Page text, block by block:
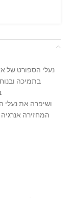
נעלי הספורט של
בתמיכה
ושיפרה את נעלי
המחזירה